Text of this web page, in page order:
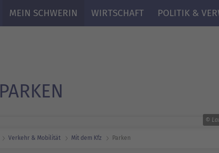
MEIN SCHWERIN WIRTSCHAFT POLITIK &
PARKEN
©
Verkehr & Mobilität Mit dem Kfz Parken